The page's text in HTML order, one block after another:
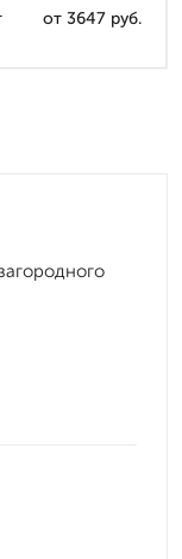
от 3647 руб.